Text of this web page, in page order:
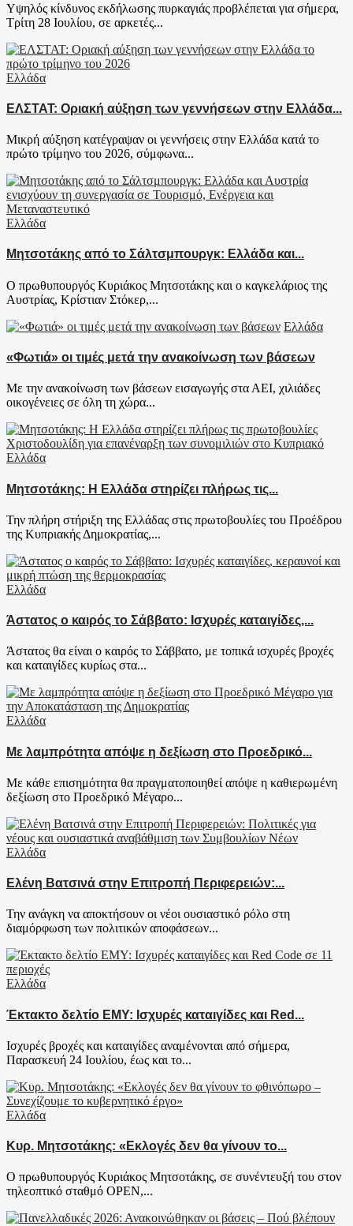
Υψηλός κίνδυνος εκδήλωσης πυρκαγιάς προβλέπεται για σήμερα,
Τρίτη 28 Ιουλίου, σε αρκετές...
Ελλάδα
ΕΛΣΤΑΤ: Οριακή αύξηση των γεννήσεων στην Ελλάδα...
Μικρή αύξηση κατέγραψαν οι γεννήσεις στην Ελλάδα κατά το
πρώτο τρίμηνο του 2026, σύμφωνα...
Ελλάδα
Μητσοτάκης από το Σάλτσμπουργκ: Ελλάδα και...
Ο πρωθυπουργός Κυριάκος Μητσοτάκης και ο καγκελάριος της
Αυστρίας, Κρίστιαν Στόκερ,...
Ελλάδα
«Φωτιά» οι τιμές μετά την ανακοίνωση των βάσεων
Με την ανακοίνωση των βάσεων εισαγωγής στα ΑΕΙ, χιλιάδες
οικογένειες σε όλη τη χώρα...
Ελλάδα
Μητσοτάκης: Η Ελλάδα στηρίζει πλήρως τις...
Την πλήρη στήριξη της Ελλάδας στις πρωτοβουλίες του Προέδρου
της Κυπριακής Δημοκρατίας,...
Ελλάδα
Άστατος ο καιρός το Σάββατο: Ισχυρές καταιγίδες,...
Άστατος θα είναι ο καιρός το Σάββατο, με τοπικά ισχυρές βροχές
και καταιγίδες κυρίως στα...
Ελλάδα
Με λαμπρότητα απόψε η δεξίωση στο Προεδρικό...
Με κάθε επισημότητα θα πραγματοποιηθεί απόψε η καθιερωμένη
δεξίωση στο Προεδρικό Μέγαρο...
Ελλάδα
Ελένη Βατσινά στην Επιτροπή Περιφερειών:...
Την ανάγκη να αποκτήσουν οι νέοι ουσιαστικό ρόλο στη
διαμόρφωση των πολιτικών αποφάσεων...
Ελλάδα
Έκτακτο δελτίο ΕΜΥ: Ισχυρές καταιγίδες και Red...
Ισχυρές βροχές και καταιγίδες αναμένονται από σήμερα,
Παρασκευή 24 Ιουλίου, έως και το...
Ελλάδα
Κυρ. Μητσοτάκης: «Εκλογές δεν θα γίνουν το...
Ο πρωθυπουργός Κυριάκος Μητσοτάκης, σε συνέντευξή του στον
τηλεοπτικό σταθμό OPEN,...